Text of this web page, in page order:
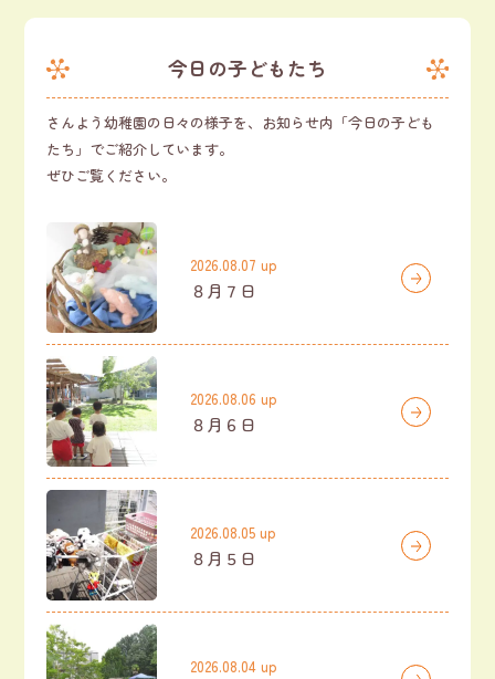
今日の子どもたち
さんよう幼稚園の日々の様子を、お知らせ内「今日の子ども
たち」でご紹介しています。
ぜひご覧ください。
2026.08.07 up
８月７日
2026.08.06 up
８月６日
2026.08.05 up
８月５日
2026.08.04 up